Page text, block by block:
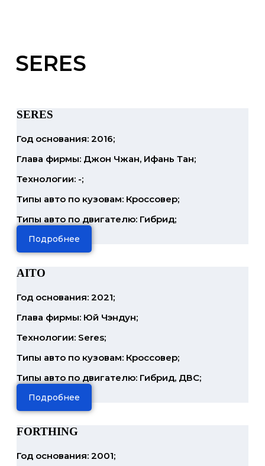
SERES
SERES
Год основания: 2016;
Глава фирмы: Джон Чжан, Ифань Тан;
Технологии: -;
Типы авто по кузовам: Кроссовер;
Типы авто по двигателю: Гибрид;
Подробнее
AITO
Год основания: 2021;
Глава фирмы: Юй Чэндун;
Технологии: Seres;
Типы авто по кузовам: Кроссовер;
Типы авто по двигателю: Гибрид, ДВС;
Подробнее
FORTHING
Год основания: 2001;